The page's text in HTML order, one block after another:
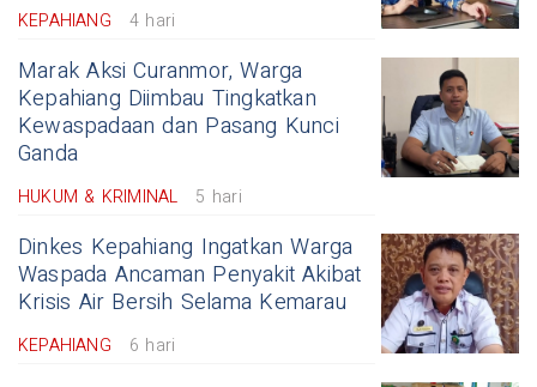
KEPAHIANG 4 hari
Marak Aksi Curanmor, Warga
Kepahiang Diimbau Tingkatkan
Kewaspadaan dan Pasang Kunci
Ganda
HUKUM & KRIMINAL 5 hari
Dinkes Kepahiang Ingatkan Warga
Waspada Ancaman Penyakit Akibat
Krisis Air Bersih Selama Kemarau
KEPAHIANG 6 hari